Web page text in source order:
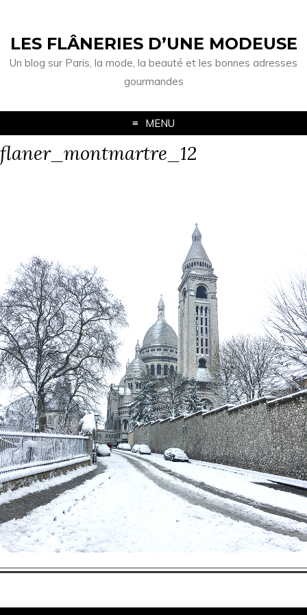
LES FLÂNERIES D’UNE MODEUSE
Un blog sur Paris, la mode, la beauté et les bonnes adresses
gourmandes
MENU
flaner_montmartre_12